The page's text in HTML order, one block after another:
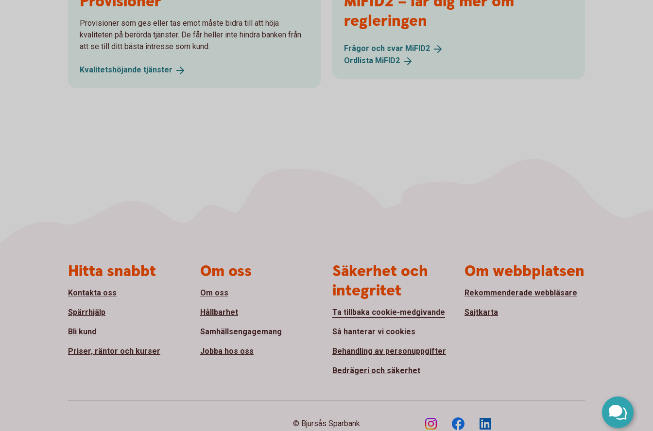
Provisioner som ges eller tas emot måste bidra till att höja
kvaliteten på berörda tjänster. De får heller inte hindra banken från
att se till ditt bästa intresse som kund.
Kvalitetshöjande tjänster
regleringen
Frågor och svar MiFID2
Ordlista MiFID2
Hitta snabbt
Kontakta oss
Spärrhjälp
Bli kund
Priser, räntor och kurser
Om oss
Om oss
Hållbarhet
Samhällsengagemang
Jobba hos oss
Säkerhet och
integritet
Ta tillbaka cookie-medgivande
Så hanterar vi cookies
Behandling av personuppgifter
Bedrägeri och säkerhet
Om webbplatsen
Rekommenderade webbläsare
Sajtkarta
© Bjursås Sparbank